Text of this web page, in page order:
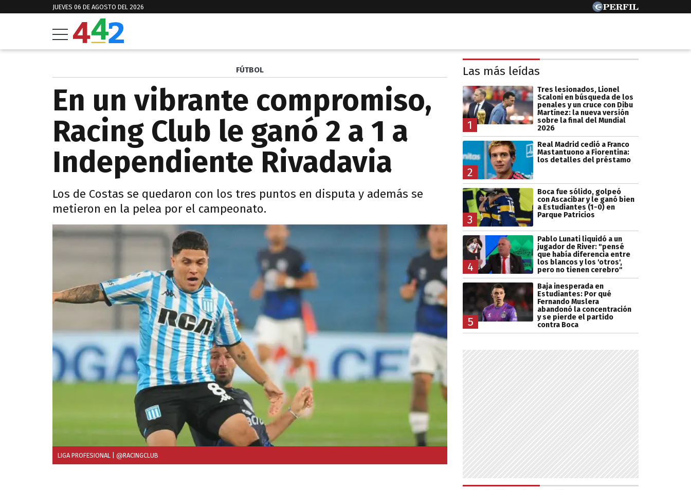
JUEVES 06 DE AGOSTO DEL 2026
FÚTBOL
En un vibrante compromiso,
Racing Club le ganó 2 a 1 a
Independiente Rivadavia
Los de Costas se quedaron con los tres puntos en disputa y además se
metieron en la pelea por el campeonato.
LIGA PROFESIONAL | @RACINGCLUB
Las más leídas
1
Tres lesionados, Lionel
Scaloni en búsqueda de los
penales y un cruce con Dibu
Martínez: la nueva versión
sobre la final del Mundial
2026
2
Real Madrid cedió a Franco
Mastantuono a Fiorentina:
los detalles del préstamo
3
Boca fue sólido, golpeó
con Ascacibar y le ganó bien
a Estudiantes (1-0) en
Parque Patricios
4
Pablo Lunati liquidó a un
jugador de River: "pensé
que había diferencia entre
los blancos y los 'otros',
pero no tienen cerebro"
5
Baja inesperada en
Estudiantes: Por qué
Fernando Muslera
abandonó la concentración
y se pierde el partido
contra Boca